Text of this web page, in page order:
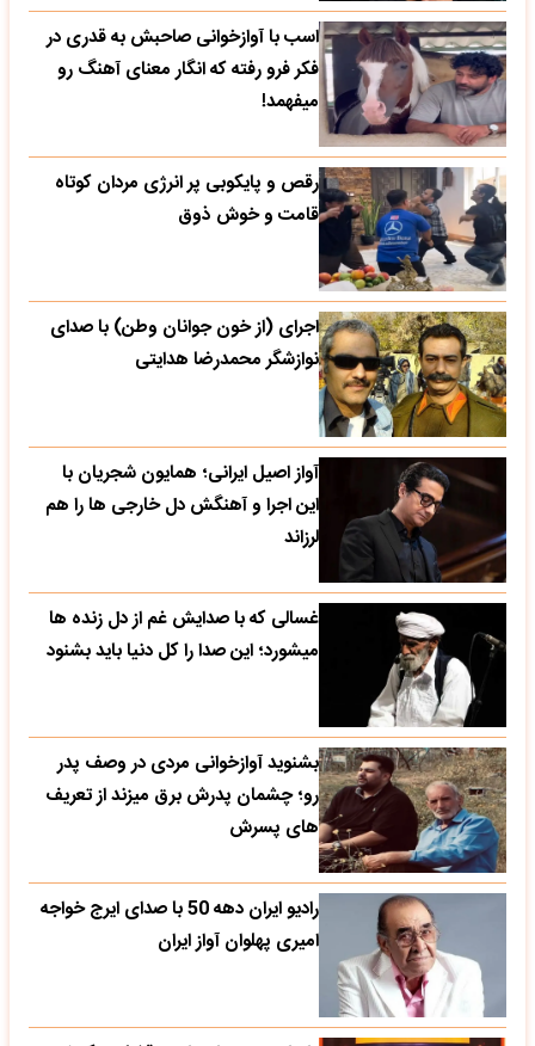
اسب با آوازخوانی صاحبش به قدری در
فکر فرو رفته که انگار معنای آهنگ رو
میفهمد!
رقص و پایکوبی پر انرژی مردان کوتاه
قامت و خوش ذوق
اجرای (از خون جوانان وطن) با صدای
نوازشگر محمدرضا هدایتی
آواز اصیل ایرانی؛ همایون شجریان با
این اجرا و آهنگش دل خارجی ها را هم
لرزاند
غسالی که با صدایش غم از دل زنده ها
میشورد؛ این صدا را کل دنیا باید بشنود
بشنوید آوازخوانی مردی در وصف پدر
رو؛ چشمان پدرش برق میزند از تعریف
های پسرش
رادیو ایران دهه 50 با صدای ایرج خواجه
امیری پهلوان آواز ایران